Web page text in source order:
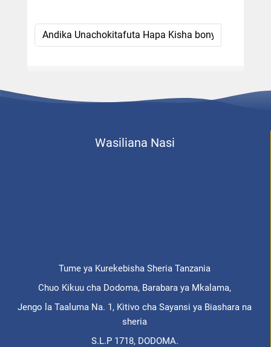
Wasiliana Nasi
Tume ya Kurekebisha Sheria Tanzania
Chuo Kikuu cha Dodoma, Barabara ya Mkalama,
Jengo la Taaluma Na. 1, Kitivo cha Sayansi ya Biashara na
sheria
S.L.P 1718, DODOMA.